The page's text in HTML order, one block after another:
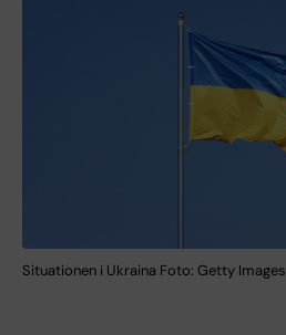
Situationen i Ukraina Foto: Getty Images